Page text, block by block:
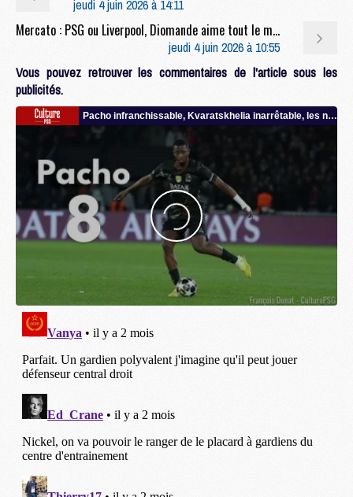
jeudi 4 juin 2026 à 14:11
Mercato : PSG ou Liverpool, Diomande aime tout le monde
jeudi 4 juin 2026 à 10:55
Vous pouvez retrouver les commentaires de l'article sous les
publicités.